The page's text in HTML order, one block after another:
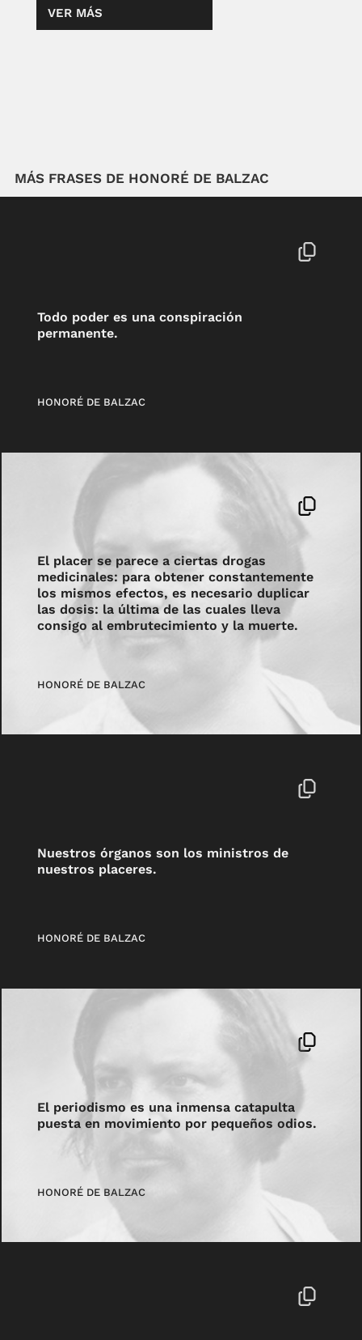
VER MÁS
MÁS FRASES DE HONORÉ DE BALZAC
Todo poder es una conspiración
permanente.
HONORÉ DE BALZAC
El placer se parece a ciertas drogas
medicinales: para obtener constantemente
los mismos efectos, es necesario duplicar
las dosis: la última de las cuales lleva
consigo al embrutecimiento y la muerte.
HONORÉ DE BALZAC
Nuestros órganos son los ministros de
nuestros placeres.
HONORÉ DE BALZAC
El periodismo es una inmensa catapulta
puesta en movimiento por pequeños odios.
HONORÉ DE BALZAC